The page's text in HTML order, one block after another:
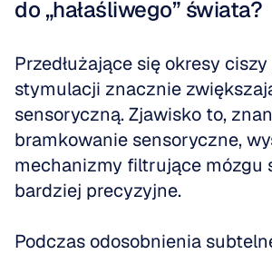
do „hałaśliwego” świata?
Przedłużające się okresy
stymulacji znacznie
sensoryczną. Zjawisko to,
bramkowanie sensoryczne,
mechanizmy filtrujące mózgu
bardziej precyzyjne.
Podczas odosobnienia